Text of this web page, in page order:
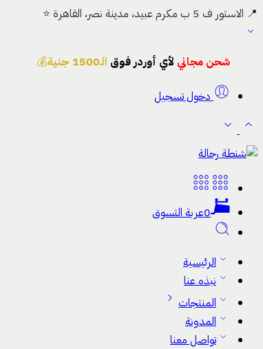
📍 الاستور ف 5 ب مكرم عبيد، مدينة نصر، القاهرة ⭐
شحن مجاني لأي أوردر فوق الـ1500 جنية 💰
دخول تسجيل
0عربة التسوق
الرئيسية
نبذه عنا
المنتجات
المدونة
تواصل معنا